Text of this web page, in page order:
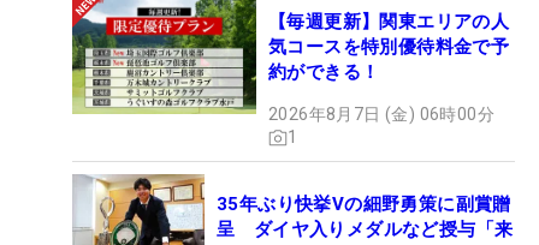
【毎週更新】関東エリアの人
気コースを特別優待料金で予
約ができる！
2026年8月7日 (金) 06時00分
1
35年ぶり快挙Vの細野勇策に副賞贈
呈 ダイヤ入りメダルなど授与「来